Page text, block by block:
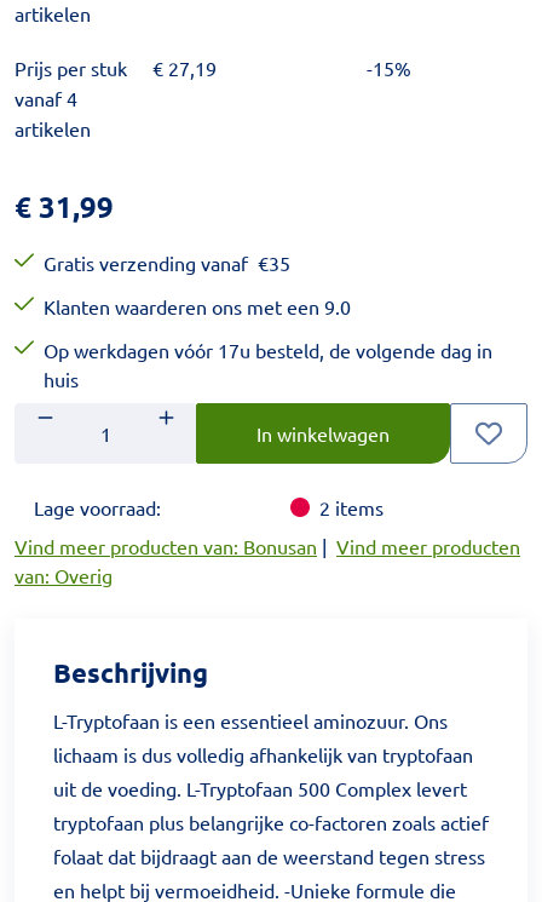
artikelen
Prijs per stuk
vanaf 4
artikelen
€ 27,19 -15%
€31,99
Gratis verzending vanaf €35
Klanten waarderen ons met een 9.0
Op werkdagen vóór 17u besteld, de volgende dag in
huis
Aantal
Voer het gewenste aantal in.
In winkelwagen
Lage voorraad: 2 items
Vind meer producten van: Bonusan | Vind meer producten
van: Overig
Beschrijving
L-Tryptofaan is een essentieel aminozuur. Ons
lichaam is dus volledig afhankelijk van tryptofaan
uit de voeding. L-Tryptofaan 500 Complex levert
tryptofaan plus belangrijke co-factoren zoals actief
folaat dat bijdraagt aan de weerstand tegen stress
en helpt bij vermoeidheid. -Unieke formule die